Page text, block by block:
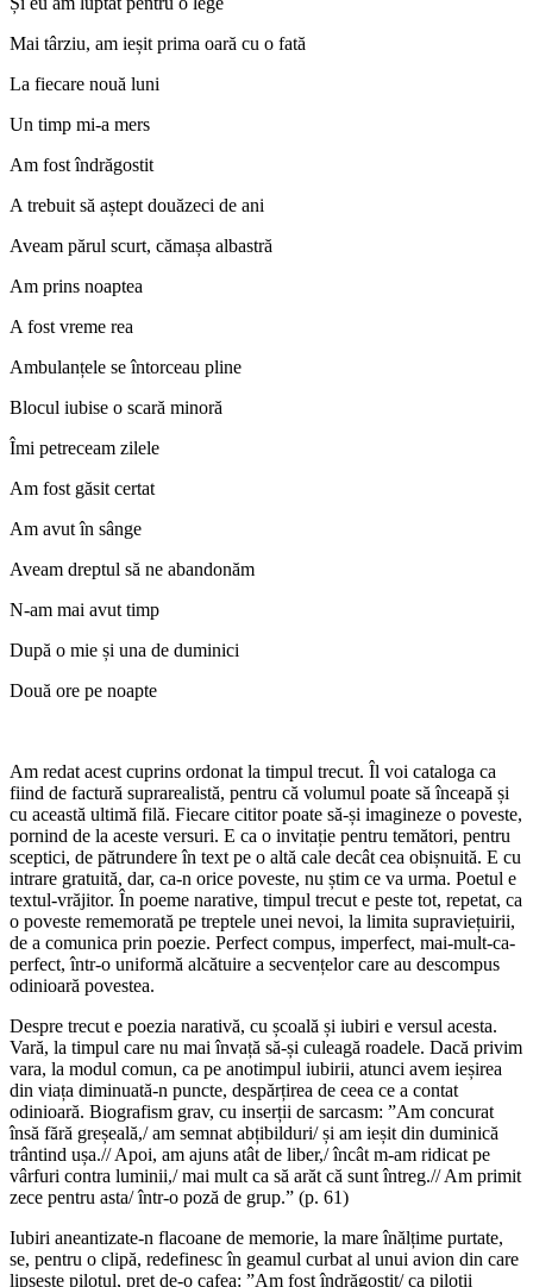
Mai târziu, am ieșit prima oară cu o fată
La fiecare nouă luni
Un timp mi-a mers
Am fost îndrăgostit
A trebuit să aștept douăzeci de ani
Aveam părul scurt, cămașa albastră
Am prins noaptea
A fost vreme rea
Ambulanțele se întorceau pline
Blocul iubise o scară minoră
Îmi petreceam zilele
Am fost găsit certat
Am avut în sânge
Aveam dreptul să ne abandonăm
N-am mai avut timp
După o mie și una de duminici
Două ore pe noapte
Am redat acest cuprins ordonat la timpul trecut. Îl voi cataloga ca
fiind de factură suprarealistă, pentru că volumul poate să înceapă și
cu această ultimă filă. Fiecare cititor poate să-și imagineze o poveste,
pornind de la aceste versuri. E ca o invitație pentru temători, pentru
sceptici, de pătrundere în text pe o altă cale decât cea obișnuită. E cu
intrare gratuită, dar, ca-n orice poveste, nu știm ce va urma. Poetul e
textul-vrăjitor. În poeme narative, timpul trecut e peste tot, repetat, ca
o poveste rememorată pe treptele unei nevoi, la limita supraviețuirii,
de a comunica prin poezie. Perfect compus, imperfect, mai-mult-ca-
perfect, într-o uniformă alcătuire a secvențelor care au descompus
odinioară povestea.
Despre trecut e poezia narativă, cu școală și iubiri e versul acesta.
Vară, la timpul care nu mai învață să-și culeagă roadele. Dacă privim
vara, la modul comun, ca pe anotimpul iubirii, atunci avem ieșirea
din viața diminuată-n puncte, despărțirea de ceea ce a contat
odinioară. Biografism grav, cu inserții de sarcasm: ”Am concurat
însă fără greșeală,/ am semnat abțibilduri/ și am ieșit din duminică
trântind ușa.// Apoi, am ajuns atât de liber,/ încât m-am ridicat pe
vârfuri contra luminii,/ mai mult ca să arăt că sunt întreg.// Am primit
zece pentru asta/ într-o poză de grup.” (p. 61)
Iubiri aneantizate-n flacoane de memorie, la mare înălțime purtate,
se, pentru o clipă, redefinesc în geamul curbat al unui avion din care
lipsește pilotul, preț de-o cafea: ”Am fost îndrăgostit/ ca piloții